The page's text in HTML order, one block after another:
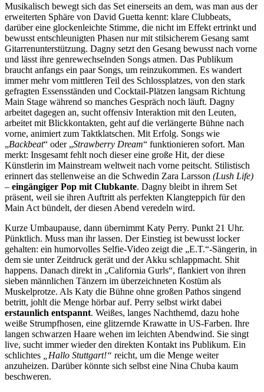
Musikalisch bewegt sich das Set einerseits an dem, was man aus der
erweiterten Sphäre von David Guetta kennt: klare Clubbeats,
darüber eine glockenleichte Stimme, die nicht im Effekt ertrinkt und
bewusst entschleunigten Phasen nur mit stilsicherem Gesang samt
Gitarrenunterstützung. Dagny setzt den Gesang bewusst nach vorne
und lässt ihre genrewechselnden Songs atmen. Das Publikum
braucht anfangs ein paar Songs, um reinzukommen. Es wandert
immer mehr vom mittleren Teil des Schlossplatzes, von den stark
gefragten Essensständen und Cocktail-Plätzen langsam Richtung
Main Stage während so manches Gespräch noch läuft. Dagny
arbeitet dagegen an, sucht offensiv Interaktion mit den Leuten,
arbeitet mit Blickkontakten, geht auf die verlängerte Bühne nach
vorne, animiert zum Taktklatschen. Mit Erfolg. Songs wie
„Backbeat“ oder „Strawberry Dream“ funktionieren sofort. Man
merkt: Insgesamt fehlt noch dieser eine große Hit, der diese
Künstlerin im Mainstream weltweit nach vorne peitscht. Stilistisch
erinnert das stellenweise an die Schwedin Zara Larsson (Lush Life)
– eingängiger Pop mit Clubkante. Dagny bleibt in ihrem Set
präsent, weil sie ihren Auftritt als perfekten Klangteppich für den
Main Act bündelt, der diesen Abend veredeln wird.
Kurze Umbaupause, dann übernimmt Katy Perry. Punkt 21 Uhr.
Pünktlich. Muss man ihr lassen. Der Einstieg ist bewusst locker
gehalten: ein humorvolles Selfie-Video zeigt die „E.T.“-Sängerin, in
dem sie unter Zeitdruck gerät und der Akku schlappmacht. Shit
happens. Danach direkt in „California Gurls“, flankiert von ihren
sieben männlichen Tänzern im überzeichneten Kostüm als
Muskelprotze. Als Katy die Bühne ohne großen Pathos singend
betritt, johlt die Menge hörbar auf. Perry selbst wirkt dabei
erstaunlich entspannt. Weißes, langes Nachthemd, dazu hohe
weiße Strumpfhosen, eine glitzernde Krawatte in US-Farben. Ihre
langen schwarzen Haare wehen im leichten Abendwind. Sie singt
live, sucht immer wieder den direkten Kontakt ins Publikum. Ein
schlichtes
„Hallo Stuttgart!“ reicht, um die Menge weiter
anzuheizen. Darüber könnte sich selbst eine Nina Chuba kaum
beschweren.